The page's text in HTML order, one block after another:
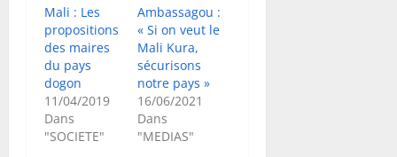
Mali : Les
propositions
des maires
du pays
dogon
11/04/2019
Dans
"SOCIETE"
Ambassagou :
« Si on veut le
Mali Kura,
sécurisons
notre pays »
16/06/2021
Dans
"MEDIAS"